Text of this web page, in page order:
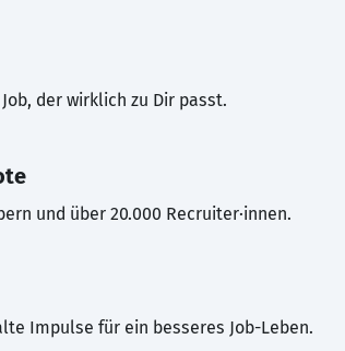
der wirklich zu Dir passt.
und über 20.000 Recruiter·innen.
Impulse für ein besseres Job-Leben.